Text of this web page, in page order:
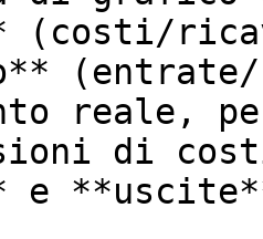
(costi/
reale,
di
e